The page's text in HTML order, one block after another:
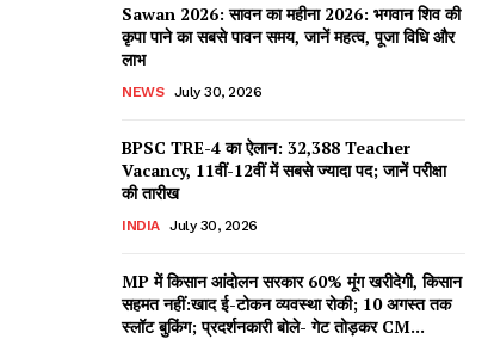
Sawan 2026: सावन का महीना 2026: भगवान शिव की
कृपा पाने का सबसे पावन समय, जानें महत्व, पूजा विधि और
लाभ
NEWS July 30, 2026
BPSC TRE-4 का ऐलान: 32,388 Teacher
Vacancy, 11वीं-12वीं में सबसे ज्यादा पद; जानें परीक्षा
की तारीख
INDIA July 30, 2026
MP में किसान आंदोलन सरकार 60% मूंग खरीदेगी, किसान
सहमत नहीं:खाद ई-टोकन व्यवस्था रोकी; 10 अगस्त तक
स्लॉट बुकिंग; प्रदर्शनकारी बोले- गेट तोड़कर CM...